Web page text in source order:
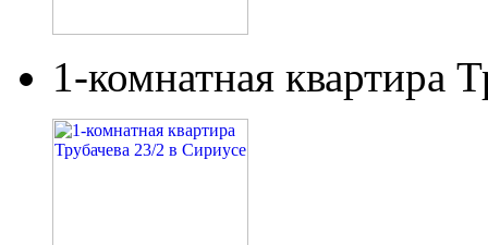
1-комнатная квартира